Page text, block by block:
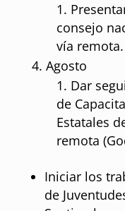
consejo
vía remota.
Agosto
Dar
de
Estatales
remota
Iniciar los
de